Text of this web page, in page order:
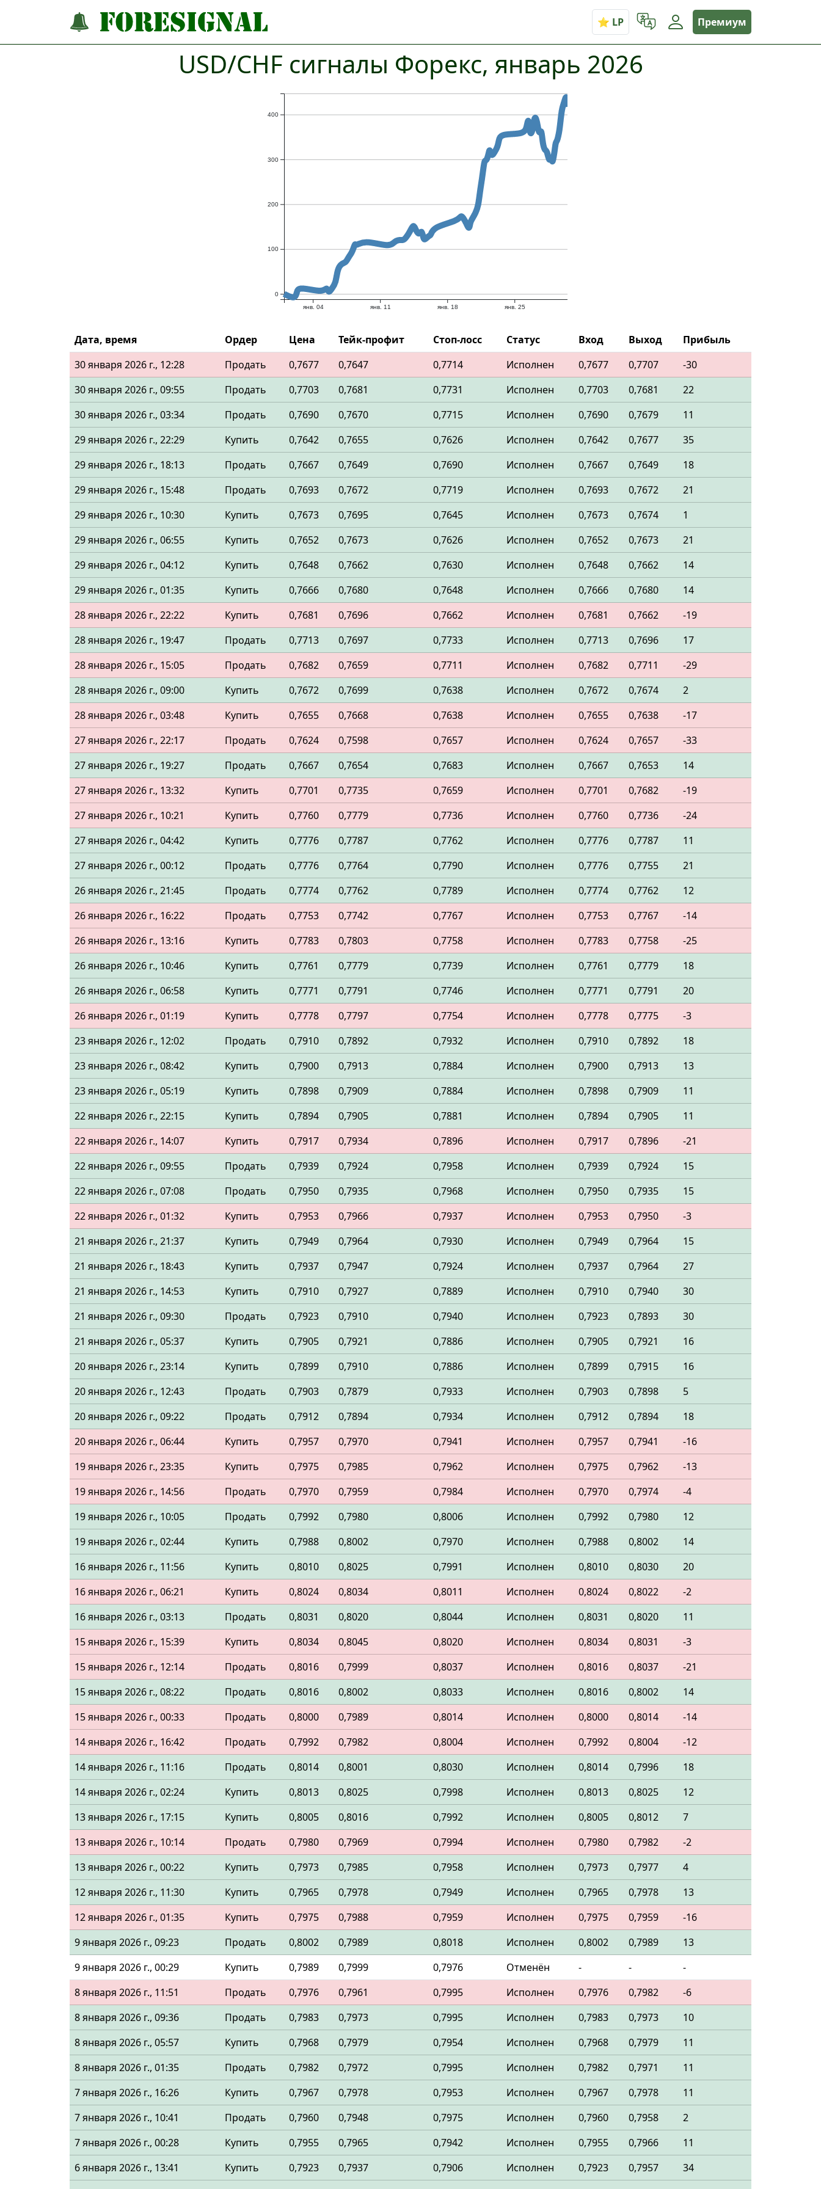
Премиум
USD/CHF сигналы Форекс, январь 2026
янв. 04 янв. 11 янв. 18 янв. 25
0
100
200
300
400
Дата, время Ордер Цена Тейк-профит Стоп-лосс Статус Вход Выход
Прибыль
30 января 2026 г., 12:28
Продать 0,7677 0,7647 0,7714 Исполнен 0,7677 0,7707
-30
30 января 2026 г., 09:55
Продать 0,7703 0,7681 0,7731 Исполнен 0,7703 0,7681
22
30 января 2026 г., 03:34
Продать 0,7690 0,7670 0,7715 Исполнен 0,7690 0,7679
11
29 января 2026 г., 22:29
Купить 0,7642 0,7655 0,7626 Исполнен 0,7642 0,7677
35
29 января 2026 г., 18:13
Продать 0,7667 0,7649 0,7690 Исполнен 0,7667 0,7649
18
29 января 2026 г., 15:48
Продать 0,7693 0,7672 0,7719 Исполнен 0,7693 0,7672
21
29 января 2026 г., 10:30
Купить 0,7673 0,7695 0,7645 Исполнен 0,7673 0,7674
1
29 января 2026 г., 06:55
Купить 0,7652 0,7673 0,7626 Исполнен 0,7652 0,7673
21
29 января 2026 г., 04:12
Купить 0,7648 0,7662 0,7630 Исполнен 0,7648 0,7662
14
29 января 2026 г., 01:35
Купить 0,7666 0,7680 0,7648 Исполнен 0,7666 0,7680
14
28 января 2026 г., 22:22
Купить 0,7681 0,7696 0,7662 Исполнен 0,7681 0,7662
-19
28 января 2026 г., 19:47
Продать 0,7713 0,7697 0,7733 Исполнен 0,7713 0,7696
17
28 января 2026 г., 15:05
Продать 0,7682 0,7659 0,7711 Исполнен 0,7682 0,7711
-29
28 января 2026 г., 09:00
Купить 0,7672 0,7699 0,7638 Исполнен 0,7672 0,7674
2
28 января 2026 г., 03:48
Купить 0,7655 0,7668 0,7638 Исполнен 0,7655 0,7638
-17
27 января 2026 г., 22:17
Продать 0,7624 0,7598 0,7657 Исполнен 0,7624 0,7657
-33
27 января 2026 г., 19:27
Продать 0,7667 0,7654 0,7683 Исполнен 0,7667 0,7653
14
27 января 2026 г., 13:32
Купить 0,7701 0,7735 0,7659 Исполнен 0,7701 0,7682
-19
27 января 2026 г., 10:21
Купить 0,7760 0,7779 0,7736 Исполнен 0,7760 0,7736
-24
27 января 2026 г., 04:42
Купить 0,7776 0,7787 0,7762 Исполнен 0,7776 0,7787
11
27 января 2026 г., 00:12
Продать 0,7776 0,7764 0,7790 Исполнен 0,7776 0,7755
21
26 января 2026 г., 21:45
Продать 0,7774 0,7762 0,7789 Исполнен 0,7774 0,7762
12
26 января 2026 г., 16:22
Продать 0,7753 0,7742 0,7767 Исполнен 0,7753 0,7767
-14
26 января 2026 г., 13:16
Купить 0,7783 0,7803 0,7758 Исполнен 0,7783 0,7758
-25
26 января 2026 г., 10:46
Купить 0,7761 0,7779 0,7739 Исполнен 0,7761 0,7779
18
26 января 2026 г., 06:58
Купить 0,7771 0,7791 0,7746 Исполнен 0,7771 0,7791
20
26 января 2026 г., 01:19
Купить 0,7778 0,7797 0,7754 Исполнен 0,7778 0,7775
-3
23 января 2026 г., 12:02
Продать 0,7910 0,7892 0,7932 Исполнен 0,7910 0,7892
18
23 января 2026 г., 08:42
Купить 0,7900 0,7913 0,7884 Исполнен 0,7900 0,7913
13
23 января 2026 г., 05:19
Купить 0,7898 0,7909 0,7884 Исполнен 0,7898 0,7909
11
22 января 2026 г., 22:15
Купить 0,7894 0,7905 0,7881 Исполнен 0,7894 0,7905
11
22 января 2026 г., 14:07
Купить 0,7917 0,7934 0,7896 Исполнен 0,7917 0,7896
-21
22 января 2026 г., 09:55
Продать 0,7939 0,7924 0,7958 Исполнен 0,7939 0,7924
15
22 января 2026 г., 07:08
Продать 0,7950 0,7935 0,7968 Исполнен 0,7950 0,7935
15
22 января 2026 г., 01:32
Купить 0,7953 0,7966 0,7937 Исполнен 0,7953 0,7950
-3
21 января 2026 г., 21:37
Купить 0,7949 0,7964 0,7930 Исполнен 0,7949 0,7964
15
21 января 2026 г., 18:43
Купить 0,7937 0,7947 0,7924 Исполнен 0,7937 0,7964
27
21 января 2026 г., 14:53
Купить 0,7910 0,7927 0,7889 Исполнен 0,7910 0,7940
30
21 января 2026 г., 09:30
Продать 0,7923 0,7910 0,7940 Исполнен 0,7923 0,7893
30
21 января 2026 г., 05:37
Купить 0,7905 0,7921 0,7886 Исполнен 0,7905 0,7921
16
20 января 2026 г., 23:14
Купить 0,7899 0,7910 0,7886 Исполнен 0,7899 0,7915
16
20 января 2026 г., 12:43
Продать 0,7903 0,7879 0,7933 Исполнен 0,7903 0,7898
5
20 января 2026 г., 09:22
Продать 0,7912 0,7894 0,7934 Исполнен 0,7912 0,7894
18
20 января 2026 г., 06:44
Купить 0,7957 0,7970 0,7941 Исполнен 0,7957 0,7941
-16
19 января 2026 г., 23:35
Купить 0,7975 0,7985 0,7962 Исполнен 0,7975 0,7962
-13
19 января 2026 г., 14:56
Продать 0,7970 0,7959 0,7984 Исполнен 0,7970 0,7974
-4
19 января 2026 г., 10:05
Продать 0,7992 0,7980 0,8006 Исполнен 0,7992 0,7980
12
19 января 2026 г., 02:44
Купить 0,7988 0,8002 0,7970 Исполнен 0,7988 0,8002
14
16 января 2026 г., 11:56
Купить 0,8010 0,8025 0,7991 Исполнен 0,8010 0,8030
20
16 января 2026 г., 06:21
Купить 0,8024 0,8034 0,8011 Исполнен 0,8024 0,8022
-2
16 января 2026 г., 03:13
Продать 0,8031 0,8020 0,8044 Исполнен 0,8031 0,8020
11
15 января 2026 г., 15:39
Купить 0,8034 0,8045 0,8020 Исполнен 0,8034 0,8031
-3
15 января 2026 г., 12:14
Продать 0,8016 0,7999 0,8037 Исполнен 0,8016 0,8037
-21
15 января 2026 г., 08:22
Продать 0,8016 0,8002 0,8033 Исполнен 0,8016 0,8002
14
15 января 2026 г., 00:33
Продать 0,8000 0,7989 0,8014 Исполнен 0,8000 0,8014
-14
14 января 2026 г., 16:42
Продать 0,7992 0,7982 0,8004 Исполнен 0,7992 0,8004
-12
14 января 2026 г., 11:16
Продать 0,8014 0,8001 0,8030 Исполнен 0,8014 0,7996
18
14 января 2026 г., 02:24
Купить 0,8013 0,8025 0,7998 Исполнен 0,8013 0,8025
12
13 января 2026 г., 17:15
Купить 0,8005 0,8016 0,7992 Исполнен 0,8005 0,8012
7
13 января 2026 г., 10:14
Продать 0,7980 0,7969 0,7994 Исполнен 0,7980 0,7982
-2
13 января 2026 г., 00:22
Купить 0,7973 0,7985 0,7958 Исполнен 0,7973 0,7977
4
12 января 2026 г., 11:30
Купить 0,7965 0,7978 0,7949 Исполнен 0,7965 0,7978
13
12 января 2026 г., 01:35
Купить 0,7975 0,7988 0,7959 Исполнен 0,7975 0,7959
-16
9 января 2026 г., 09:23
Продать 0,8002 0,7989 0,8018 Исполнен 0,8002 0,7989
13
9 января 2026 г., 00:29
Купить 0,7989 0,7999 0,7976 Отменён - -
-
8 января 2026 г., 11:51
Продать 0,7976 0,7961 0,7995 Исполнен 0,7976 0,7982
-6
8 января 2026 г., 09:36
Продать 0,7983 0,7973 0,7995 Исполнен 0,7983 0,7973
10
8 января 2026 г., 05:57
Купить 0,7968 0,7979 0,7954 Исполнен 0,7968 0,7979
11
8 января 2026 г., 01:35
Продать 0,7982 0,7972 0,7995 Исполнен 0,7982 0,7971
11
7 января 2026 г., 16:26
Купить 0,7967 0,7978 0,7953 Исполнен 0,7967 0,7978
11
7 января 2026 г., 10:41
Продать 0,7960 0,7948 0,7975 Исполнен 0,7960 0,7958
2
7 января 2026 г., 00:28
Купить 0,7955 0,7965 0,7942 Исполнен 0,7955 0,7966
11
6 января 2026 г., 13:41
Купить 0,7923 0,7937 0,7906 Исполнен 0,7923 0,7957
34